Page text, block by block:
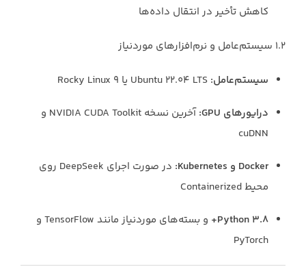
کاهش تأخیر در انتقال داده‌ها
۱.۲ سیستم‌عامل و نرم‌افزارهای موردنیاز
سیستم‌عامل:
درایورهای GPU:
آخرین نسخه NVIDIA CUDA Toolkit و
cuDNN
Docker و Kubernetes:
در صورت اجرای DeepSeek روی
محیط Containerized
Python ۳.۸+
و بسته‌های موردنیاز مانند TensorFlow و
PyTorch